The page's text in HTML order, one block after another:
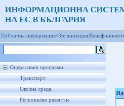
ИНФОРМАЦИОННА
НА ЕС В БЪЛГАРИЯ
Публична информация/Организации/
Оперативни програми
Транспорт
Околна среда
Регионално развитие